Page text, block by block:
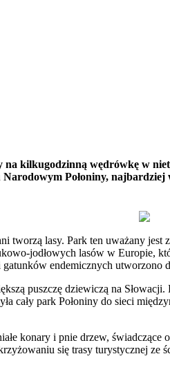
kilkugodzinną wędrówkę w
Połoniny, najbardziej
tworzą lasy. Park ten uważany jest
jodłowych lasów w Europie,
endemicznych utworzono
puszczę dziewiczą na
cały park Połoniny do sieci
konary i pnie drzew,
się trasy turystycznej ze